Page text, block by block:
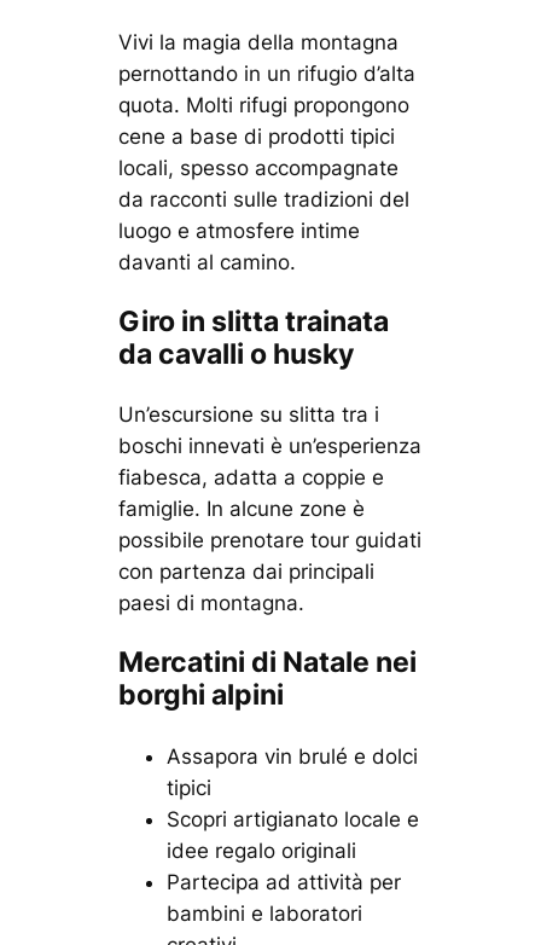
Vivi la magia della montagna
pernottando in un rifugio d’alta
quota. Molti rifugi propongono
cene a base di prodotti tipici
locali, spesso accompagnate
da racconti sulle tradizioni del
luogo e atmosfere intime
davanti al camino.
Giro in slitta trainata
da cavalli o husky
Un’escursione su slitta tra i
boschi innevati è un’esperienza
fiabesca, adatta a coppie e
famiglie. In alcune zone è
possibile prenotare tour guidati
con partenza dai principali
paesi di montagna.
Mercatini di Natale nei
borghi alpini
Assapora vin brulé e dolci
tipici
Scopri artigianato locale e
idee regalo originali
Partecipa ad attività per
bambini e laboratori